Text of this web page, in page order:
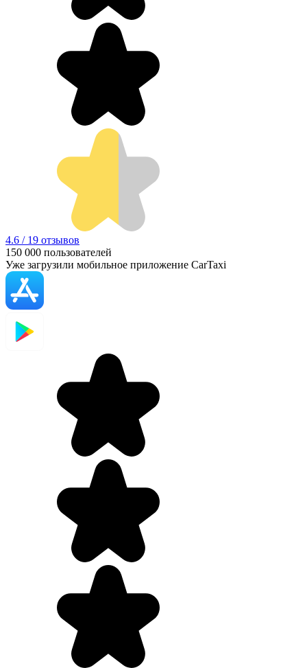
4.6 / 19 отзывов
150 000 пользователей
Уже загрузили мобильное приложение CarTaxi